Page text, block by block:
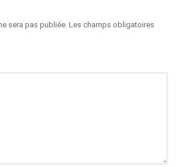
sera pas publiée. Les champs obligatoires